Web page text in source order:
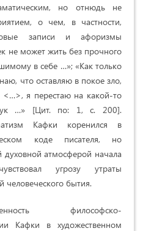
но отнюдь не
о чем, в частности,
записи и афоризмы
не может жить без прочного
в себе …»; «Как только
что оставляю в покое зло,
<…>, я перестаю на какой-то
…» [Цит. по: 1, с. 200].
Кафки коренился в
коде писателя, но
атмосферой начала
угрозу утраты
человеческого бытия.
философско-
Кафки в художественном